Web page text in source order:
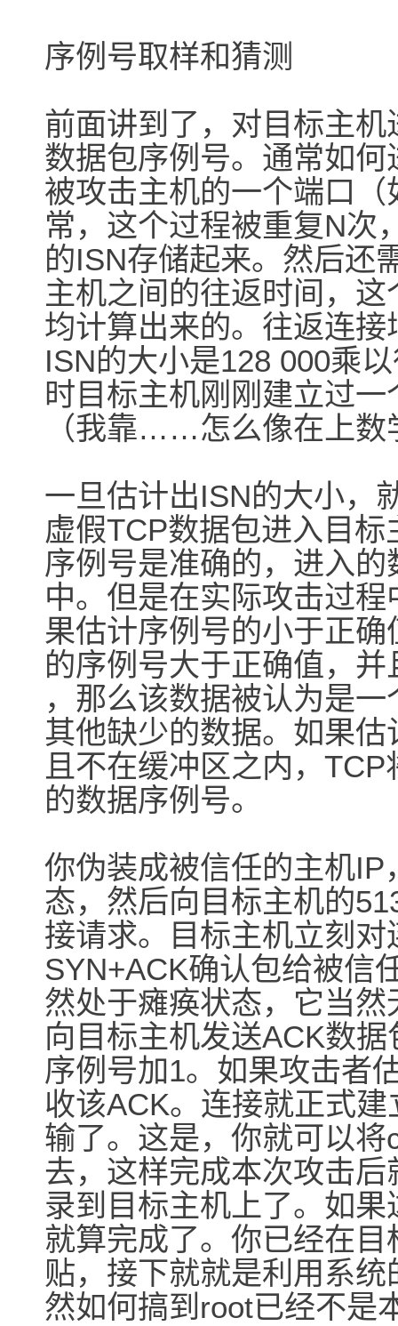
序例号取样和猜测
前面讲到了，对目标主
数据包序例号。通常如
被攻击主机的一个端口
常，这个过程被重复N次
的ISN存储起来。然后还
主机之间的往返时间，
均计算出来的。往返连
ISN的大小是128 000乘
时目标主机刚刚建立过
（我靠……怎么像在上数
一旦估计出ISN的大小，
虚假TCP数据包进入目
序例号是准确的，进入
中。但是在实际攻击过
果估计序例号的小于正
的序例号大于正确值，
，那么该数据被认为是
其他缺少的数据。如果
且不在缓冲区之内，
的数据序例号。
你伪装成被信任的主机
态，然后向目标主机的
接请求。目标主机立刻
SYN+ACK确认包给被信
然处于瘫痪状态，它当
向目标主机发送ACK数
序例号加1。如果攻击者
收该ACK。连接就正式
输了。这是，你就可以将
去，这样完成本次攻击
录到目标主机上了。如
就算完成了。你已经在
贴，接下就就是利用系
然如何搞到root已经不是